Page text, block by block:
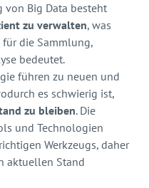
von Big Data besteht
zu verwalten, was
die Sammlung,
bedeutet.
führen zu neuen und
es schwierig ist,
zu bleiben. Die
und Technologien
Werkzeugs, daher
aktuellen Stand